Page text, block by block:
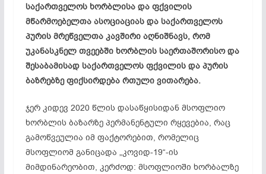
საქართველოს ხორბლისა და ფქვილის
მწარმოებელთა ასოციაციას და საქართველოს
პურის მრეწველთა კავშირი აღნიშნავს, რომ
უკანასკნელ თვეებში ხორბლის საერთაშორისო და
შესაბამისად საქართველოს ფქვილის და პურის
ბაზრებზე ფიქსირდება რთული ვითარება.
ჯერ კიდევ 2020 წლის დასაწყისიდან მსოფლიო
ხორბლის ბაზარზე პერმანენტული რყევებია, რაც
გამოწვეულია იმ ფაქტორებით, რომელიც
მსოფლიომ განიცადა „კოვიდ-19“-ის
მიმდინარეობით, კერძოდ: მსოფლიოში ხორბალზე